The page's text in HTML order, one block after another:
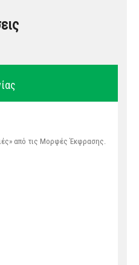
από τις Μορφές Έκφρασης.